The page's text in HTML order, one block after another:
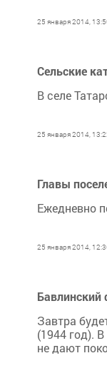
25 января 2014,
Сельские
В селе
25 января 2014,
Главы
Ежедневно
25 января 2014,
Завтра
(1944 год).
не дают